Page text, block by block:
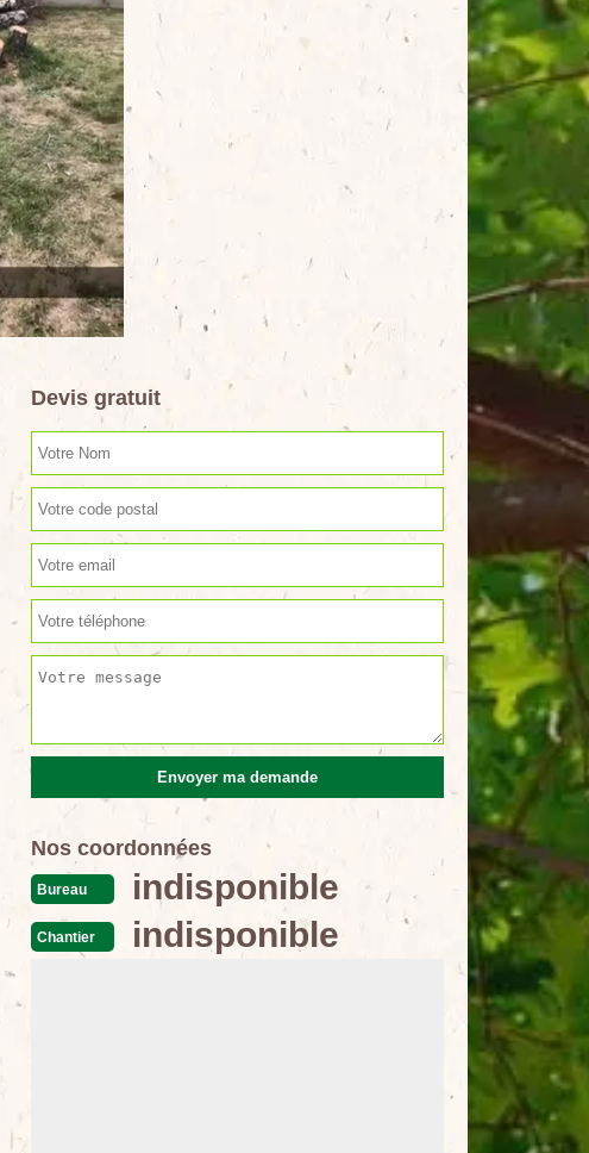
Devis gratuit
Nos coordonnées
Bureau indisponible
Chantier indisponible